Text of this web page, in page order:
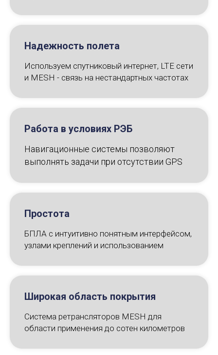
Надежность полета
Используем спутниковый интернет, LTE сети
и MESH - связь на нестандартных частотах
Работа в условиях РЭБ
Навигационные системы позволяют
выполнять задачи при отсутствии GPS
Простота
БПЛА с интуитивно понятным интерфейсом,
узлами креплений и использованием
Широкая область покрытия
Система ретрансляторов MESH для
области применения до сотен километров